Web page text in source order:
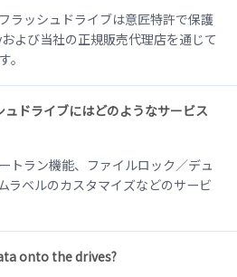
ラッシュドライブは意匠特許で保護
よび当社の正規販売代理店を通じて
。
ュドライブにはどのようなサービス
トラン機能、ファイルロック／デュ
ラベルのカスタマイズなどのサービ
onto the drives?